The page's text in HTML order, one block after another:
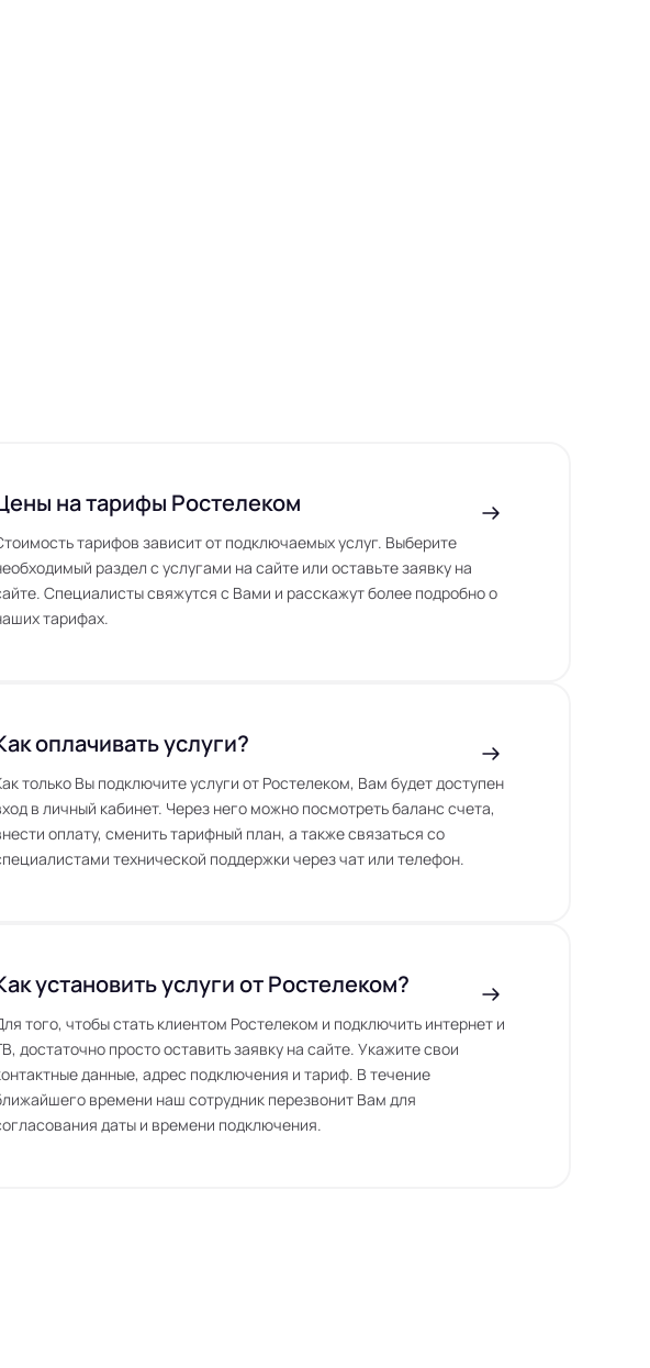
на тарифы Ростелеком
тарифов зависит от подключаемых услуг. Выберите
раздел с услугами на сайте или оставьте заявку на
Специалисты свяжутся с Вами и расскажут более подробно о
тарифах.
оплачивать услуги?
только Вы подключите услуги от Ростелеком, Вам будет доступен
в личный кабинет. Через него можно посмотреть баланс счета,
оплату, сменить тарифный план, а также связаться со
технической поддержки через чат или телефон.
установить услуги от Ростелеком?
того, чтобы стать клиентом Ростелеком и подключить интернет и
достаточно просто оставить заявку на сайте. Укажите свои
данные, адрес подключения и тариф. В течение
времени наш сотрудник перезвонит Вам для
даты и времени подключения.